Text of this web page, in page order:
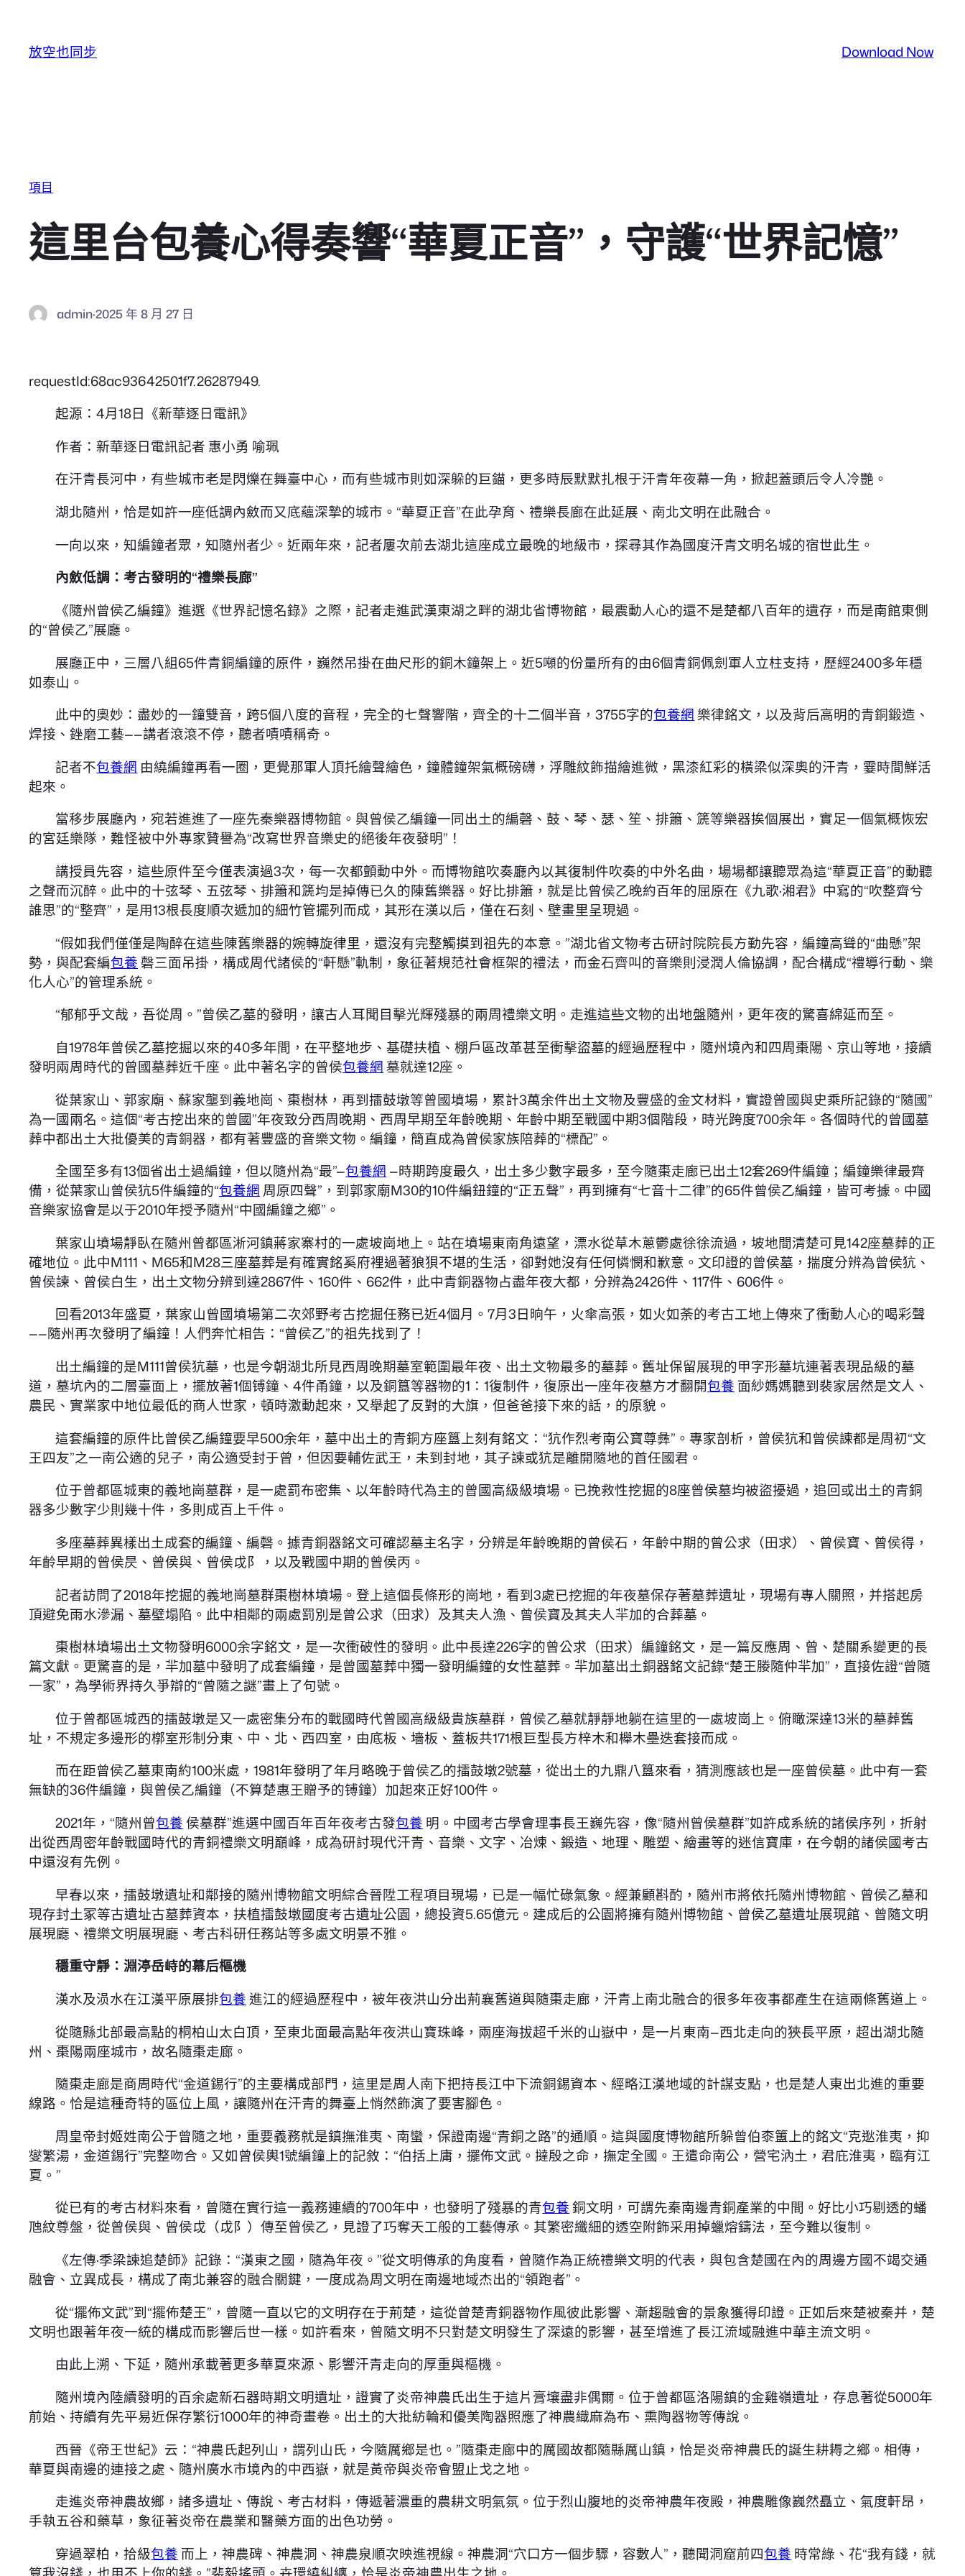
放空也同步 Download Now
項目
這里台包養心得奏響“華夏正音”，守護“世界記憶”
admin·2025 年 8 月 27 日
requestId:68ac93642501f7.26287949.
起源：4月18日《新華逐日電訊》
作者：新華逐日電訊記者 惠小勇 喻珮
在汗青長河中，有些城市老是閃爍在舞臺中心，而有些城市則如深躲的巨錨，更多時辰默默扎根于汗青年夜幕一角，掀起蓋頭后令人冷艷。
湖北隨州，恰是如許一座低調內斂而又底蘊深摯的城市。“華夏正音”在此孕育、禮樂長廊在此延展、南北文明在此融合。
一向以來，知編鐘者眾，知隨州者少。近兩年來，記者屢次前去湖北這座成立最晚的地級市，探尋其作為國度汗青文明名城的宿世此生。
內斂低調：考古發明的“禮樂長廊”
《隨州曾侯乙編鐘》進選《世界記憶名錄》之際，記者走進武漢東湖之畔的湖北省博物館，最震動人心的還不是楚都八百年的遺存，而是南館東側
的“曾侯乙”展廳。
展廳正中，三層八組65件青銅編鐘的原件，巍然吊掛在曲尺形的銅木鐘架上。近5噸的份量所有的由6個青銅佩劍軍人立柱支持，歷經2400多年穩
如泰山。
此中的奧妙：盡妙的一鐘雙音，跨5個八度的音程，完全的七聲響階，齊全的十二個半音，3755字的包養網 樂律銘文，以及背后高明的青銅鍛造、
焊接、銼磨工藝——講者滾滾不停，聽者嘖嘖稱奇。
記者不包養網 由繞編鐘再看一圈，更覺那軍人頂托繪聲繪色，鐘體鐘架氣概磅礴，浮雕紋飾描繪進微，黑漆紅彩的橫梁似深奧的汗青，霎時間鮮活
起來。
當移步展廳內，宛若進進了一座先秦樂器博物館。與曾侯乙編鐘一同出土的編磬、鼓、琴、瑟、笙、排簫、篪等樂器挨個展出，實足一個氣概恢宏
的宮廷樂隊，難怪被中外專家贊譽為“改寫世界音樂史的絕後年夜發明”！
講授員先容，這些原件至今僅表演過3次，每一次都顫動中外。而博物館吹奏廳內以其復制件吹奏的中外名曲，場場都讓聽眾為這“華夏正音”的動聽
之聲而沉醉。此中的十弦琴、五弦琴、排簫和篪均是掉傳已久的陳舊樂器。好比排簫，就是比曾侯乙晚約百年的屈原在《九歌·湘君》中寫的“吹整齊兮
誰思”的“整齊”，是用13根長度順次遞加的細竹管擺列而成，其形在漢以后，僅在石刻、壁畫里呈現過。
“假如我們僅僅是陶醉在這些陳舊樂器的婉轉旋律里，還沒有完整觸摸到祖先的本意。”湖北省文物考古研討院院長方勤先容，編鐘高聳的“曲懸”架
勢，與配套編包養磬三面吊掛，構成周代諸侯的“軒懸”軌制，象征著規范社會框架的禮法，而金石齊叫的音樂則浸潤人倫協調，配合構成“禮導行動、樂
化人心”的管理系統。
“郁郁乎文哉，吾從周。”曾侯乙墓的發明，讓古人耳聞目擊光輝殘暴的兩周禮樂文明。走進這些文物的出地盤隨州，更年夜的驚喜綿延而至。
自1978年曾侯乙墓挖掘以來的40多年間，在平整地步、基礎扶植、棚戶區改革甚至衝擊盜墓的經過歷程中，隨州境內和四周棗陽、京山等地，接續
發明兩周時代的曾國墓葬近千座。此中著名字的曾侯包養網 墓就達12座。
從葉家山、郭家廟、蘇家壟到義地崗、棗樹林，再到擂鼓墩等曾國墳場，累計3萬余件出土文物及豐盛的金文材料，實證曾國與史乘所記錄的“隨國”
為一國兩名。這個“考古挖出來的曾國”年夜致分西周晚期、西周早期至年齡晚期、年齡中期至戰國中期3個階段，時光跨度700余年。各個時代的曾國墓
葬中都出土大批優美的青銅器，都有著豐盛的音樂文物。編鐘，簡直成為曾侯家族陪葬的“標配”。
全國至多有13個省出土過編鐘，但以隨州為“最”—包養網 —時期跨度最久，出土多少數字最多，至今隨棗走廊已出土12套269件編鐘；編鐘樂律最齊
備，從葉家山曾侯犺5件編鐘的“包養網 周原四聲”，到郭家廟M30的10件編鈕鐘的“正五聲”，再到擁有“七音十二律”的65件曾侯乙編鐘，皆可考據。中國
音樂家協會是以于2010年授予隨州“中國編鐘之鄉”。
葉家山墳場靜臥在隨州曾都區淅河鎮蔣家寨村的一處坡崗地上。站在墳場東南角遠望，漂水從草木蔥鬱處徐徐流過，坡地間清楚可見142座墓葬的正
確地位。此中M111、M65和M28三座墓葬是有確實銘奚府裡過著狼狽不堪的生活，卻對她沒有任何憐憫和歉意。文印證的曾侯墓，揣度分辨為曾侯犺、
曾侯諫、曾侯白生，出土文物分辨到達2867件、160件、662件，此中青銅器物占盡年夜大都，分辨為2426件、117件、606件。
回看2013年盛夏，葉家山曾國墳場第二次郊野考古挖掘任務已近4個月。7月3日晌午，火傘高張，如火如荼的考古工地上傳來了衝動人心的喝彩聲
——隨州再次發明了編鐘！人們奔忙相告：“曾侯乙”的祖先找到了！
出土編鐘的是M111曾侯犺墓，也是今朝湖北所見西周晚期墓室範圍最年夜、出土文物最多的墓葬。舊址保留展現的甲字形墓坑連著表現品級的墓
道，墓坑內的二層臺面上，擺放著1個镈鐘、4件甬鐘，以及銅簋等器物的1：1復制件，復原出一座年夜墓方才翻開包養 面紗媽媽聽到裴家居然是文人、
農民、實業家中地位最低的商人世家，頓時激動起來，又舉起了反對的大旗，但爸爸接下來的話，的原貌。
這套編鐘的原件比曾侯乙編鐘要早500余年，墓中出土的青銅方座簋上刻有銘文：“犺作烈考南公寶尊彝”。專家剖析，曾侯犺和曾侯諫都是周初“文
王四友”之一南公適的兒子，南公適受封于曾，但因要輔佐武王，未到封地，其子諫或犺是離開隨地的首任國君。
位于曾都區城東的義地崗墓群，是一處罰布密集、以年齡時代為主的曾國高級級墳場。已挽救性挖掘的8座曾侯墓均被盜擾過，追回或出土的青銅
器多少數字少則幾十件，多則成百上千件。
多座墓葬異樣出土成套的編鐘、編磬。據青銅器銘文可確認墓主名字，分辨是年齡晚期的曾侯石，年齡中期的曾公求（田求）、曾侯寶、曾侯得，
年齡早期的曾侯昃、曾侯與、曾侯戉阝，以及戰國中期的曾侯丙。
記者訪問了2018年挖掘的義地崗墓群棗樹林墳場。登上這個長條形的崗地，看到3處已挖掘的年夜墓保存著墓葬遺址，現場有專人關照，并搭起房
頂避免雨水滲漏、墓壁塌陷。此中相鄰的兩處罰別是曾公求（田求）及其夫人漁、曾侯寶及其夫人羋加的合葬墓。
棗樹林墳場出土文物發明6000余字銘文，是一次衝破性的發明。此中長達226字的曾公求（田求）編鐘銘文，是一篇反應周、曾、楚關系變更的長
篇文獻。更驚喜的是，羋加墓中發明了成套編鐘，是曾國墓葬中獨一發明編鐘的女性墓葬。羋加墓出土銅器銘文記錄“楚王媵隨仲羋加”，直接佐證“曾隨
一家”，為學術界持久爭辯的“曾隨之謎”畫上了句號。
位于曾都區城西的擂鼓墩是又一處密集分布的戰國時代曾國高級級貴族墓群，曾侯乙墓就靜靜地躺在這里的一處坡崗上。俯瞰深達13米的墓葬舊
址，不規定多邊形的槨室形制分東、中、北、西四室，由底板、墻板、蓋板共171根巨型長方梓木和櫸木壘迭套接而成。
而在距曾侯乙墓東南約100米處，1981年發明了年月略晚于曾侯乙的擂鼓墩2號墓，從出土的九鼎八簋來看，猜測應該也是一座曾侯墓。此中有一套
無缺的36件編鐘，與曾侯乙編鐘（不算楚惠王贈予的镈鐘）加起來正好100件。
2021年，“隨州曾包養侯墓群”進選中國百年百年夜考古發包養 明。中國考古學會理事長王巍先容，像“隨州曾侯墓群”如許成系統的諸侯序列，折射
出從西周密年齡戰國時代的青銅禮樂文明巔峰，成為研討現代汗青、音樂、文字、冶煉、鍛造、地理、雕塑、繪畫等的迷信寶庫，在今朝的諸侯國考古
中還沒有先例。
早春以來，擂鼓墩遺址和鄰接的隨州博物館文明綜合晉陞工程項目現場，已是一幅忙碌氣象。經兼顧斟酌，隨州市將依托隨州博物館、曾侯乙墓和
現存封土冢等古遺址古墓葬資本，扶植擂鼓墩國度考古遺址公園，總投資5.65億元。建成后的公園將擁有隨州博物館、曾侯乙墓遺址展現館、曾隨文明
展現廳、禮樂文明展現廳、考古科研任務站等多處文明景不雅。
穩重守靜：淵渟岳峙的幕后樞機
漢水及涢水在江漢平原展排包養進江的經過歷程中，被年夜洪山分出荊襄舊道與隨棗走廊，汗青上南北融合的很多年夜事都產生在這兩條舊道上。
從隨縣北部最高點的桐柏山太白頂，至東北面最高點年夜洪山寶珠峰，兩座海拔超千米的山嶽中，是一片東南—西北走向的狹長平原，超出湖北隨
州、棗陽兩座城市，故名隨棗走廊。
隨棗走廊是商周時代“金道錫行”的主要構成部門，這里是周人南下把持長江中下流銅錫資本、經略江漢地域的計謀支點，也是楚人東出北進的重要
線路。恰是這種奇特的區位上風，讓隨州在汗青的舞臺上悄然飾演了要害腳色。
周皇帝封姬姓南公于曾隨之地，重要義務就是鎮撫淮夷、南蠻，保證南邊“青銅之路”的通順。這與國度博物館所躲曾伯桼簠上的銘文“克逖淮夷，抑
燮繁湯，金道錫行”完整吻合。又如曾侯輿1號編鐘上的記敘：“伯括上庸，擺佈文武。撻殷之命，撫定全國。王遣命南公，營宅汭土，君庇淮夷，臨有江
夏。”
從已有的考古材料來看，曾隨在實行這一義務連續的700年中，也發明了殘暴的青包養銅文明，可謂先秦南邊青銅產業的中間。好比小巧剔透的蟠
虺紋尊盤，從曾侯與、曾侯戉（戉阝）傳至曾侯乙，見證了巧奪天工般的工藝傳承。其繁密纖細的透空附飾采用掉蠟熔鑄法，至今難以復制。
《左傳·季梁諫追楚師》記錄：“漢東之國，隨為年夜。”從文明傳承的角度看，曾隨作為正統禮樂文明的代表，與包含楚國在內的周邊方國不竭交通
融會、立異成長，構成了南北兼容的融合關鍵，一度成為周文明在南邊地域杰出的“領跑者”。
從“擺佈文武”到“擺佈楚王”，曾隨一直以它的文明存在于荊楚，這從曾楚青銅器物作風彼此影響、漸趨融會的景象獲得印證。正如后來楚被秦并，楚
文明也跟著年夜一統的構成而影響后世一樣。如許看來，曾隨文明不只對楚文明發生了深遠的影響，甚至增進了長江流域融進中華主流文明。
由此上溯、下延，隨州承載著更多華夏來源、影響汗青走向的厚重與樞機。
隨州境內陸續發明的百余處新石器時期文明遺址，證實了炎帝神農氏出生于這片膏壤盡非偶爾。位于曾都區洛陽鎮的金雞嶺遺址，存息著從5000年
前始、持續有先平易近保存繁衍1000年的神奇畫卷。出土的大批紡輪和優美陶器照應了神農織麻為布、熏陶器物等傳說。
西晉《帝王世紀》云：“神農氏起列山，謂列山氏，今隨厲鄉是也。”隨棗走廊中的厲國故都隨縣厲山鎮，恰是炎帝神農氏的誕生耕耨之鄉。相傳，
華夏與南邊的連接之處、隨州廣水市境內的中西嶽，就是黃帝與炎帝會盟止戈之地。
走進炎帝神農故鄉，諸多遺址、傳說、考古材料，傳遞著濃重的農耕文明氣氛。位于烈山腹地的炎帝神農年夜殿，神農雕像巍然矗立、氣度軒昂，
手執五谷和藥草，象征著炎帝在農業和醫藥方面的出色功勞。
穿過翠柏，拾級包養 而上，神農碑、神農洞、神農泉順次映進視線。神農洞“穴口方一個步驟，容數人”，聽聞洞窟前四包養 時常綠、花“我有錢，就